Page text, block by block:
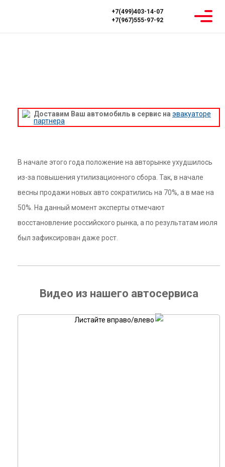
+7(499)403-14-07
+7(967)555-97-92
Доставим Ваш автомобиль в сервис на эвакуаторе
партнера
В начале этого года положение на авторынке ухудшилось
из-за повышения утилизационного сбора. Так, в начале
весны продажи новых авто сократились на 70%, а в мае на
50%. На данный момент эксперты отмечают
восстановление российского рынка, а по результатам июля
был зафиксирован даже рост.
Видео из нашего автосервиса
Листайте вправо/влево